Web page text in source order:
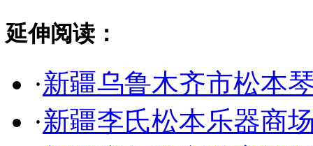
延伸阅读：
·新疆乌鲁木齐市松本
·新疆李氏松本乐器商